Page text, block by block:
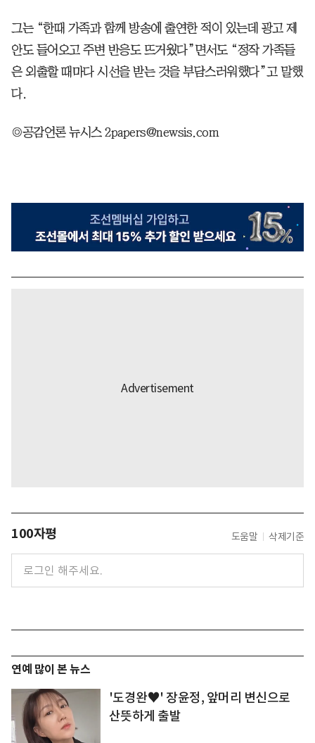
그는 “한때 가족과 함께 방송에 출연한 적이 있는데 광고 제
안도 들어오고 주변 반응도 뜨거웠다”면서도 “정작 가족들
은 외출할 때마다 시선을 받는 것을 부담스러워했다”고 말했
다.
◎공감언론 뉴시스 2papers@newsis.com
100자평 도움말 삭제기준
연예 많이 본 뉴스
'도경완♥' 장윤정, 앞머리 변신으로
산뜻하게 출발